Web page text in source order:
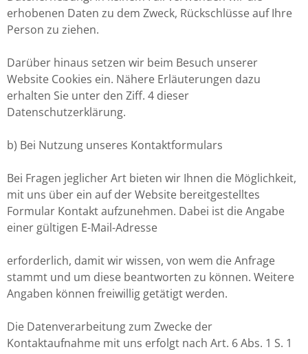
erhobenen Daten zu dem Zweck, Rückschlüsse auf Ihre
Person zu ziehen.
Darüber hinaus setzen wir beim Besuch unserer
Website Cookies ein. Nähere Erläuterungen dazu
erhalten Sie unter den Ziff. 4 dieser
Datenschutzerklärung.
b) Bei Nutzung unseres Kontaktformulars
Bei Fragen jeglicher Art bieten wir Ihnen die Möglichkeit,
mit uns über ein auf der Website bereitgestelltes
Formular Kontakt aufzunehmen. Dabei ist die Angabe
einer gültigen E-Mail-Adresse
erforderlich, damit wir wissen, von wem die Anfrage
stammt und um diese beantworten zu können. Weitere
Angaben können freiwillig getätigt werden.
Die Datenverarbeitung zum Zwecke der
Kontaktaufnahme mit uns erfolgt nach Art. 6 Abs. 1 S. 1